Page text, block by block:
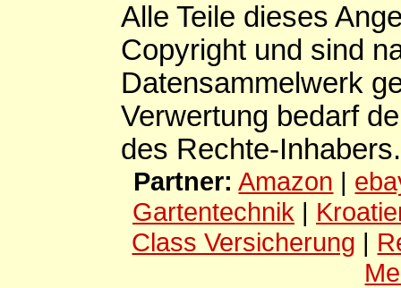
Alle Teile dieses
Copyright und sind
Datensammelwerk
Verwertung bedarf
des Rechte-Inhabers.
Partner: Amazon |
Gartentechnik |
Class Versicherung |